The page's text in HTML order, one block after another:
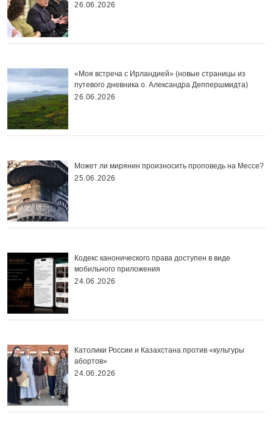
26.06.2026
«Моя встреча с Ирландией» (новые страницы из
путевого дневника о. Александра Деппершмидта)
26.06.2026
Может ли мирянин произносить проповедь на Мессе?
25.06.2026
Кодекс канонического права доступен в виде
мобильного приложения
24.06.2026
Католики России и Казахстана против «культуры
абортов»
24.06.2026